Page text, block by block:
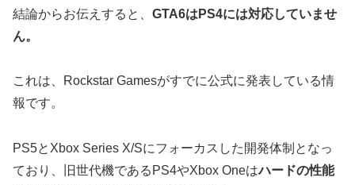
結論からお伝えすると、 GTA6はPS4には対応していませ
ん。
これは、Rockstar Gamesがすでに公式に発表している情
報です。
PS5とXbox Series X/Sにフォーカスした開発体制となっ
ており、旧世代機であるPS4やXbox Oneはハードの性能